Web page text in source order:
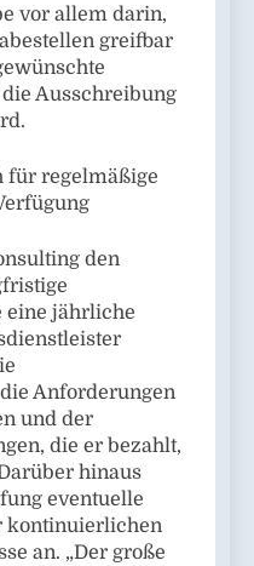
vor allem darin,
greifbar
Ausschreibung
für regelmäßige
den
eine jährliche
Anforderungen
und der
die er bezahlt,
hinaus
eventuelle
kontinuierlichen
an. „Der große